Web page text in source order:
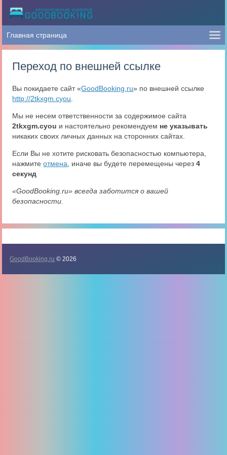
Переход по внешней ссылке
Вы покидаете сайт «GoodBooking.ru» по внешней ссылке
http://2tkxgm.cyou
Мы не несем ответственности за содержимое сайта
2tkxgm.cyou и настоятельно рекомендуем не указывать
никаких своих личных данных на сторонних сайтах.
Если Вы не хотите рисковать безопасностью компьютера,
нажмитеотмена , иначе вы будете перемещены через4
секунд
«GoodBooking.ru» всегда заботится о вашей
безопасности.
GoodBooking.ru © 2026